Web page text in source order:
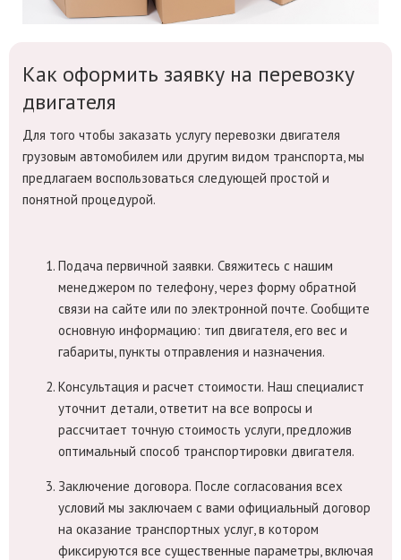
Как оформить заявку на перевозку
двигателя
Для того чтобы заказать услугу перевозки двигателя
грузовым автомобилем или другим видом транспорта, мы
предлагаем воспользоваться следующей простой и
понятной процедурой.
Подача первичной заявки. Свяжитесь с нашим
менеджером по телефону, через форму обратной
связи на сайте или по электронной почте. Сообщите
основную информацию: тип двигателя, его вес и
габариты, пункты отправления и назначения.
Консультация и расчет стоимости. Наш специалист
уточнит детали, ответит на все вопросы и
рассчитает точную стоимость услуги, предложив
оптимальный способ транспортировки двигателя.
Заключение договора. После согласования всех
условий мы заключаем с вами официальный договор
на оказание транспортных услуг, в котором
фиксируются все существенные параметры, включая